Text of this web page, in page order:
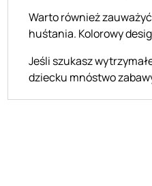
Warto również
huśtania. Kolorowy
Jeśli szukasz
dziecku mnóstwo